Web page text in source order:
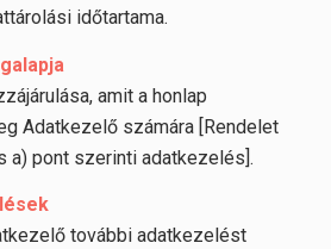
időtartama.
amit a honlap
Adatkezelő számára [Rendelet
a) pont szerinti adatkezelés].
további adatkezelést